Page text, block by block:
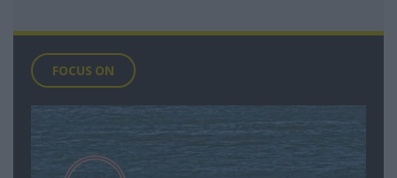
FOCUS ON